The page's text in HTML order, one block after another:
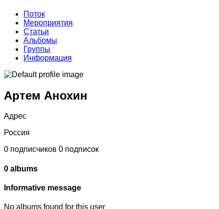
Поток
Мероприятия
Статьи
Альбомы
Группы
Информация
Артем Анохин
Адрес
Россия
0 подписчиков 0 подписок
0 albums
Informative message
No albums found for this user